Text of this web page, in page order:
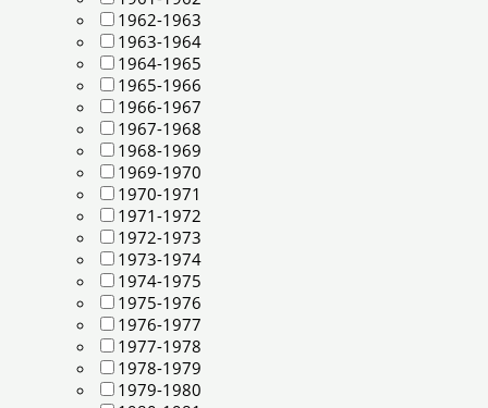
1962-1963
1963-1964
1964-1965
1965-1966
1966-1967
1967-1968
1968-1969
1969-1970
1970-1971
1971-1972
1972-1973
1973-1974
1974-1975
1975-1976
1976-1977
1977-1978
1978-1979
1979-1980